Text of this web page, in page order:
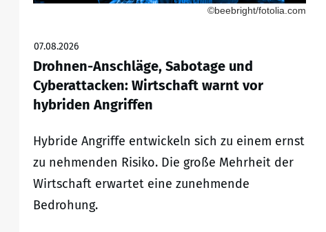
©beebright/fotolia.com
07.08.2026
Drohnen-Anschläge, Sabotage und
Cyberattacken: Wirtschaft warnt vor
hybriden Angriffen
Hybride Angriffe entwickeln sich zu einem ernst
zu nehmenden Risiko. Die große Mehrheit der
Wirtschaft erwartet eine zunehmende
Bedrohung.